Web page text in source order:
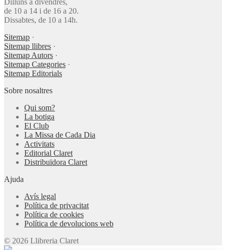
Dilluns a divendres,
de 10 a 14 i de 16 a 20.
Dissabtes, de 10 a 14h.
Sitemap ·
Sitemap llibres ·
Sitemap Autors ·
Sitemap Categories ·
Sitemap Editorials
Sobre nosaltres
Qui som?
La botiga
El Club
La Missa de Cada Dia
Activitats
Editorial Claret
Distribuïdora Claret
Ajuda
Avís legal
Política de privacitat
Política de cookies
Política de devolucions web
© 2026 Llibreria Claret